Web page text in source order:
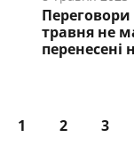
травня не
1 2 3